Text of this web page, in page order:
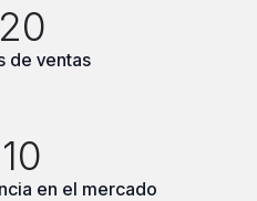
de ventas
en el mercado